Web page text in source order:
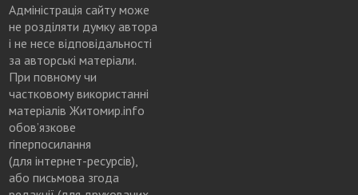
Адміністрація сайту може
не розділяти думку автора
і не несе відповідальності
за авторські матеріали.
При повному чи
частковому використанні
матеріалів Житомир.info
обов’язкове
гіперпосилання
(для інтернет-ресурсів),
або письмова згода